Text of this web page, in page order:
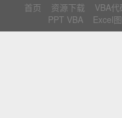
首页
资源下载 VBA
PPT VBA
Excel